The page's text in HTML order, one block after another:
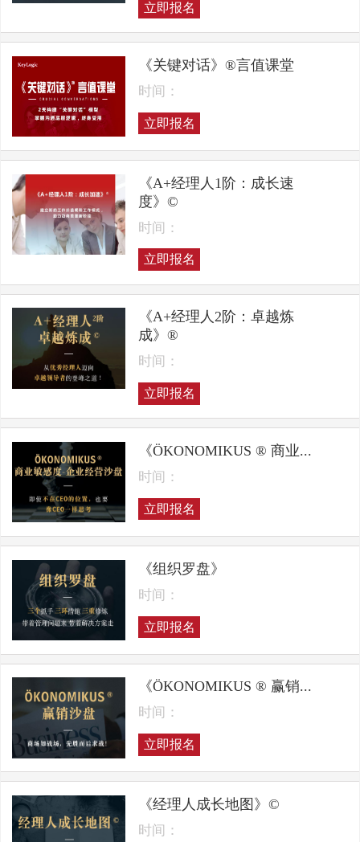
立即报名
《关键对话》®言值课堂
时间：
立即报名
《A+经理人1阶：成长速
度》©
时间：
立即报名
《A+经理人2阶：卓越炼
成》®
时间：
立即报名
《ÖKONOMIKUS ® 商业...
时间：
立即报名
《组织罗盘》
时间：
立即报名
《ÖKONOMIKUS ® 赢销...
时间：
立即报名
《经理人成长地图》©
时间：